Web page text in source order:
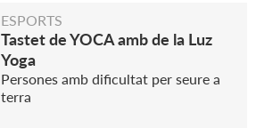
ESPORTS
Tastet de YOCA amb de la Luz
Yoga
Persones amb dificultat per seure a
terra